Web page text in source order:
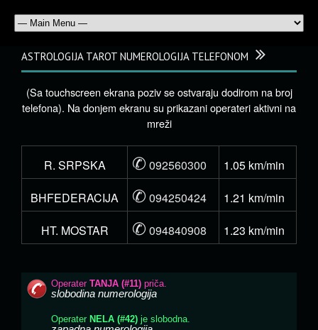
ASTROLOGIJA TAROT NUMEROLOGIJA TELEFONOM
(Sa touchscreen ekrana poziv se ostvaraju dodirom na broj
telefona). Na donjem ekranu su prikazani operateri aktivni na
mreži
R. SRPSKA ✆ 092560300
1.05 km/min
BHFEDERACIJA
✆ 094250424
1.21 km/min
HT. MOSTAR
✆ 094840908 1.23 km/min